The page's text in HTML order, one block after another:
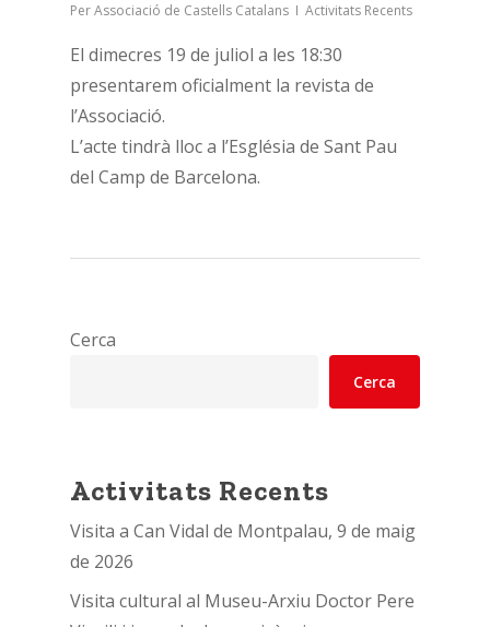
PerAssociació de Castells Catalans Activitats Recents
El dimecres 19 de juliol a les 18:30
presentarem oficialment la revista de
l’Associació.
L’acte tindrà lloc a l’Església de Sant Pau
del Camp de Barcelona.
Cerca
Cerca
Activitats Recents
Visita a Can Vidal de Montpalau, 9 de maig
de 2026
Visita cultural al Museu-Arxiu Doctor Pere